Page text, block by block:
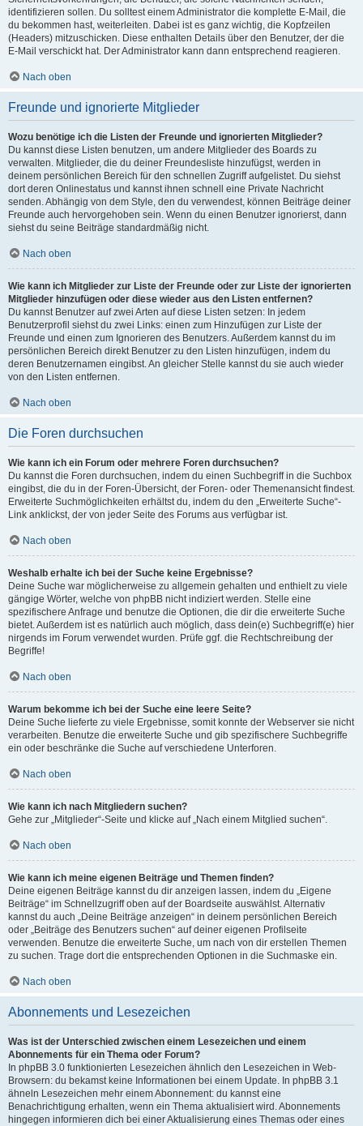
identifizieren sollen. Du solltest einem Administrator die komplette E-Mail, die
du bekommen hast, weiterleiten. Dabei ist es ganz wichtig, die Kopfzeilen
(Headers) mitzuschicken. Diese enthalten Details über den Benutzer, der die
E-Mail verschickt hat. Der Administrator kann dann entsprechend reagieren.
Nach oben
Freunde und ignorierte Mitglieder
Wozu benötige ich die Listen der Freunde und ignorierten Mitglieder?
Du kannst diese Listen benutzen, um andere Mitglieder des Boards zu
verwalten. Mitglieder, die du deiner Freundesliste hinzufügst, werden in
deinem persönlichen Bereich für den schnellen Zugriff aufgelistet. Du siehst
dort deren Onlinestatus und kannst ihnen schnell eine Private Nachricht
senden. Abhängig von dem Style, den du verwendest, können Beiträge deiner
Freunde auch hervorgehoben sein. Wenn du einen Benutzer ignorierst, dann
siehst du seine Beiträge standardmäßig nicht.
Nach oben
Wie kann ich Mitglieder zur Liste der Freunde oder zur Liste der ignorierten
Mitglieder hinzufügen oder diese wieder aus den Listen entfernen?
Du kannst Benutzer auf zwei Arten auf diese Listen setzen: In jedem
Benutzerprofil siehst du zwei Links: einen zum Hinzufügen zur Liste der
Freunde und einen zum Ignorieren des Benutzers. Außerdem kannst du im
persönlichen Bereich direkt Benutzer zu den Listen hinzufügen, indem du
deren Benutzernamen eingibst. An gleicher Stelle kannst du sie auch wieder
von den Listen entfernen.
Nach oben
Die Foren durchsuchen
Wie kann ich ein Forum oder mehrere Foren durchsuchen?
Du kannst die Foren durchsuchen, indem du einen Suchbegriff in die Suchbox
eingibst, die du in der Foren-Übersicht, der Foren- oder Themenansicht findest.
Erweiterte Suchmöglichkeiten erhältst du, indem du den „Erweiterte Suche“-
Link anklickst, der von jeder Seite des Forums aus verfügbar ist.
Nach oben
Weshalb erhalte ich bei der Suche keine Ergebnisse?
Deine Suche war möglicherweise zu allgemein gehalten und enthielt zu viele
gängige Wörter, welche von phpBB nicht indiziert werden. Stelle eine
spezifischere Anfrage und benutze die Optionen, die dir die erweiterte Suche
bietet. Außerdem ist es natürlich auch möglich, dass dein(e) Suchbegriff(e) hier
nirgends im Forum verwendet wurden. Prüfe ggf. die Rechtschreibung der
Begriffe!
Nach oben
Warum bekomme ich bei der Suche eine leere Seite?
Deine Suche lieferte zu viele Ergebnisse, somit konnte der Webserver sie nicht
verarbeiten. Benutze die erweiterte Suche und gib spezifischere Suchbegriffe
ein oder beschränke die Suche auf verschiedene Unterforen.
Nach oben
Wie kann ich nach Mitgliedern suchen?
Gehe zur „Mitglieder“-Seite und klicke auf „Nach einem Mitglied suchen“.
Nach oben
Wie kann ich meine eigenen Beiträge und Themen finden?
Deine eigenen Beiträge kannst du dir anzeigen lassen, indem du „Eigene
Beiträge“ im Schnellzugriff oben auf der Boardseite auswählst. Alternativ
kannst du auch „Deine Beiträge anzeigen“ in deinem persönlichen Bereich
oder „Beiträge des Benutzers suchen“ auf deiner eigenen Profilseite
verwenden. Benutze die erweiterte Suche, um nach von dir erstellen Themen
zu suchen. Trage dort die entsprechenden Optionen in die Suchmaske ein.
Nach oben
Abonnements und Lesezeichen
Was ist der Unterschied zwischen einem Lesezeichen und einem
Abonnements für ein Thema oder Forum?
In phpBB 3.0 funktionierten Lesezeichen ähnlich den Lesezeichen in Web-
Browsern: du bekamst keine Informationen bei einem Update. In phpBB 3.1
ähneln Lesezeichen mehr einem Abonnement: du kannst eine
Benachrichtigung erhalten, wenn ein Thema aktualisiert wird. Abonnements
hingegen informieren dich bei einer Aktualisierung eines Themas oder eines